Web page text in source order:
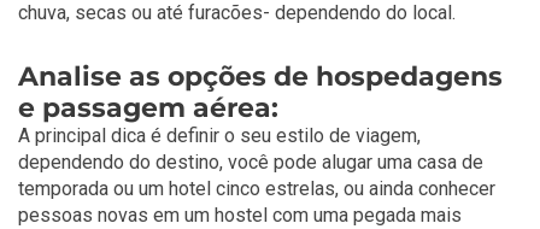
chuva, secas ou até furacões- dependendo do local.
Analise as opções de hospedagens
e passagem aérea:
A principal dica é definir o seu estilo de viagem,
dependendo do destino, você pode alugar uma casa de
temporada ou um hotel cinco estrelas, ou ainda conhecer
pessoas novas em um hostel com uma pegada mais